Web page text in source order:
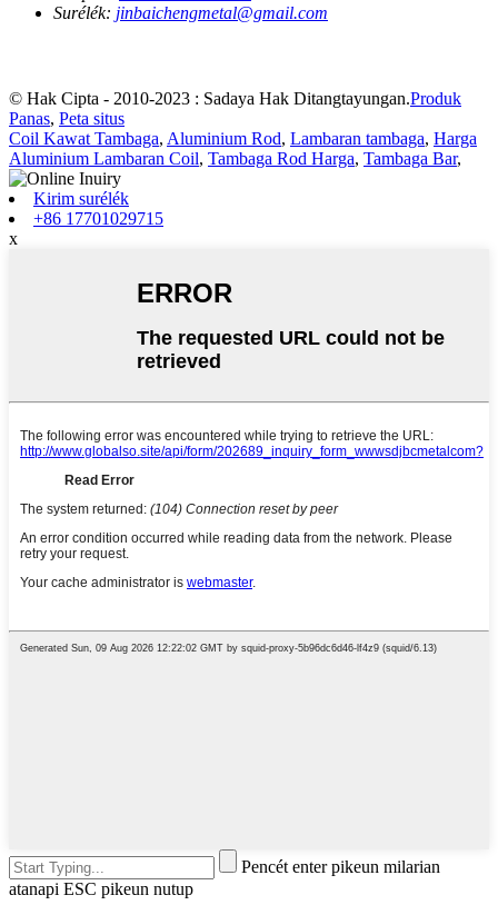
Surélék: jinbaichengmetal@gmail.com
© Hak Cipta - 2010-2023 : Sadaya Hak Ditangtayungan.Produk
Panas, Peta situs
Coil Kawat Tambaga, Aluminium Rod, Lambaran tambaga, Harga
Aluminium Lambaran Coil, Tambaga Rod Harga, Tambaga Bar,
Kirim surélék
+86 17701029715
x
Pencét enter pikeun milarian
atanapi ESC pikeun nutup